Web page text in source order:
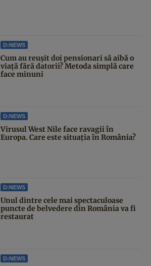
D:NEWS
Cum au reușit doi pensionari să aibă o
viață fără datorii? Metoda simplă care
face minuni
D:NEWS
Virusul West Nile face ravagii în
Europa. Care este situația în România?
D:NEWS
Unul dintre cele mai spectaculoase
puncte de belvedere din România va fi
restaurat
D:NEWS